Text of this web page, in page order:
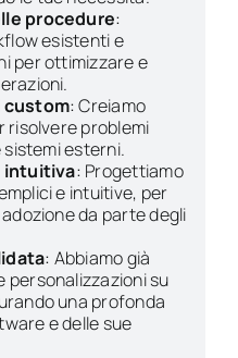
procedure:
esistenti e
per ottimizzare e
custom:Creiamo
risolvere problemi
esterni.
intuitiva: Progettiamo
e intuitive, per
da parte degli
: Abbiamo già
personalizzazioni su
una profonda
e delle sue